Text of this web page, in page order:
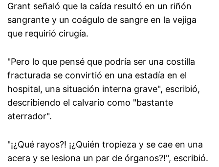
Grant señaló que la caída resultó en un riñón
sangrante y un coágulo de sangre en la vejiga
que requirió cirugía.
"Pero lo que pensé que podría ser una costilla
fracturada se convirtió en una estadía en el
hospital, una situación interna grave", escribió,
describiendo el calvario como "bastante
aterrador".
"¡¿Qué rayos?! ¡¿Quién tropieza y se cae en una
acera y se lesiona un par de órganos?!", escribió.